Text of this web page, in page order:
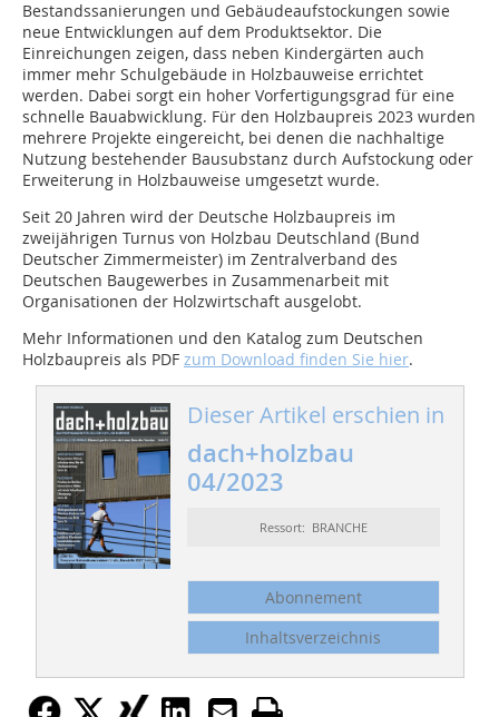
Bestandssanierungen und Gebäudeaufstockungen sowie
neue Entwicklungen auf dem Produktsektor. Die
Einreichungen zeigen, dass neben Kindergärten auch
immer mehr Schulgebäude in Holzbauweise errichtet
werden. Dabei sorgt ein hoher Vorfertigungsgrad für eine
schnelle Bauabwicklung. Für den Holzbaupreis 2023 wurden
mehrere Projekte eingereicht, bei denen die nachhaltige
Nutzung bestehender Bausubstanz durch Aufstockung oder
Erweiterung in Holzbauweise umgesetzt wurde.
Seit 20 Jahren wird der Deutsche Holzbaupreis im
zweijährigen Turnus von Holzbau Deutschland (Bund
Deutscher Zimmermeister) im Zentralverband des
Deutschen Baugewerbes in Zusammenarbeit mit
Organisationen der Holzwirtschaft ausgelobt.
Mehr Informationen und den Katalog zum Deutschen
Holzbaupreis als PDF zum Download finden Sie hier.
Dieser Artikel erschien in
dach+holzbau
04/2023
Ressort: BRANCHE
Abonnement
Inhaltsverzeichnis